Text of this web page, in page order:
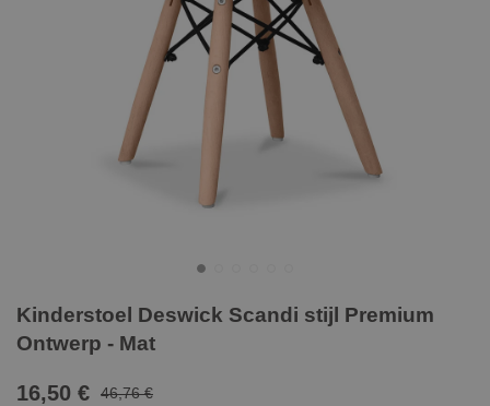
Kinderstoel Deswick Scandi stijl Premium
Ontwerp - Mat
16,50 € 46,76 €